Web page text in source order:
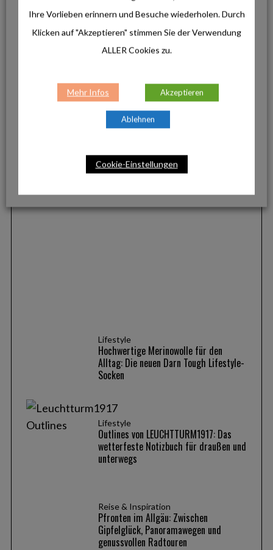
AKTUELLE BEITRÄGE
Produkte
Lifestyle
Hochwertige Merinowolle für den
Alltag: Die neuen Darn Tough Lifestyle-
Socken
Lifestyle
Outlines von LEUCHTTURM1917: Das
wetterfeste Notizbuch für draußen und
unterwegs
Reise & Inspiration
Pfronten im Allgäu: Zwischen
Gipfelglück, Panoramawegen und
genussvollen Radtouren
Ihre Vorlieben erinnern und Besuche wiederholen. Durch
Klicken auf "Akzeptieren" stimmen Sie der Verwendung
ALLER Cookies zu.
Mehr Infos Akzeptieren
Ablehnen
Cookie-Einstellungen